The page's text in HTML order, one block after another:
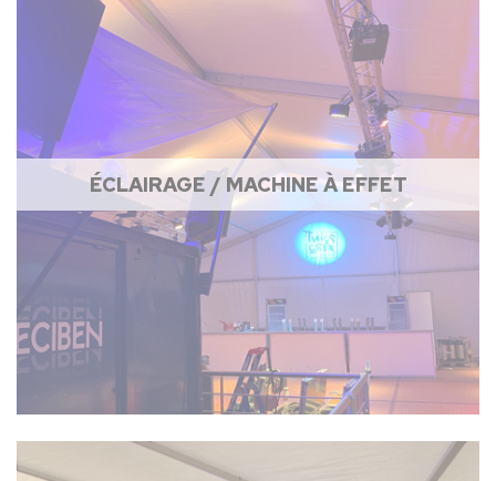
ÉCLAIRAGE / MACHINE À EFFET